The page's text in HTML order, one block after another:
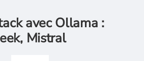
avec Ollama :
Mistral